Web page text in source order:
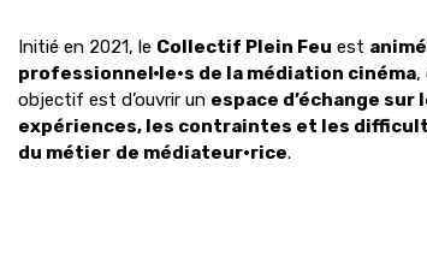
Initié en 2021, le Collectif Plein Feu est
professionnel·le·s de la médiation cinéma,
objectif est d’ouvrir un espace d’échange sur
expériences, les contraintes et les
du métier de médiateur·rice.